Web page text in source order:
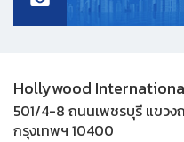
Hollywood
501/4-8 ถนนเพชรบุรี แขวง
กรุงเทพฯ 10400